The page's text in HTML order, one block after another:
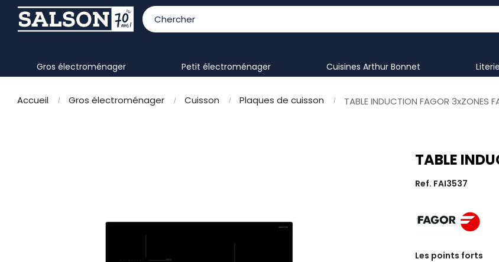
gros électroménager petit électroménager Cuisines Arthur Bonnet literie
Accueil Gros électroménager Cuisson Plaques de cuisson TABLE INDUCTION FAGOR 3xZONES
TABLE
Ref. FAI3537
Les points forts